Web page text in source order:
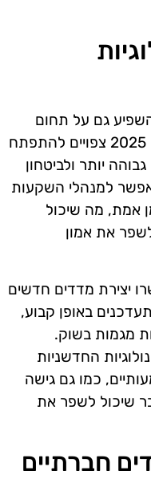
גם על תחום
ההשקעות במדדים, כאשר בשנת 2025 צפויים להתפתח
יותר ולביטחון
למנהלי השקעות
אמת, מה שיכול
את אמון
יצירת מדדים חדשים
באופן קבוע,
מגמות בשוק.
החדשניות
כמו גם גישה
שיכול לשפר את
חברתיים